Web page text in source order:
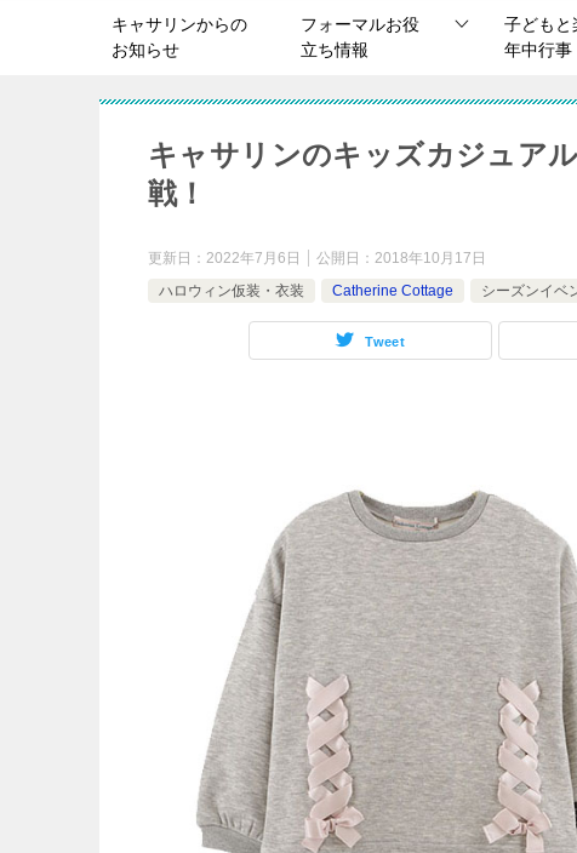
キャサリンからの
お知らせ
フォーマルお役
立ち情報
子どもと
年中行事
キャサリンのキッズカジュア
戦！
更新日： 2022年7月6日 公開日： 2018年10月17日
ハロウィン仮装・衣装
Catherine Cottage シーズンイベ
Tweet